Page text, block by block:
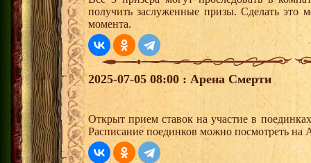
получить заслуженные призы. Сделать это
момента.
2025-07-05 08:00 : Арена Смерти
Открыт прием ставок на участие в
Расписание поединков можно посмотреть на